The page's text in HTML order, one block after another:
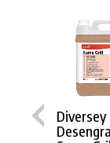
Diversey